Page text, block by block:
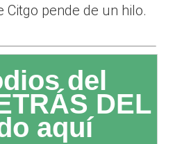
pende de un hilo.
del
DEL
aquí